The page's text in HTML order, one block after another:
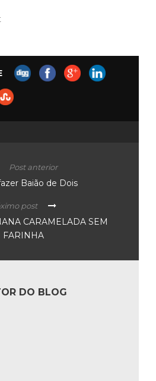
Post anterior
Baião de Dois
post
CARAMELADA SEM
FARINHA
DO BLOG